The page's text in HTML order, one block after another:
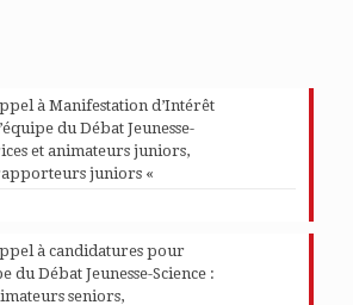
à Manifestation d’Intérêt
du Débat Jeunesse-
et animateurs juniors,
juniors «
à candidatures pour
du Débat Jeunesse-Science :
seniors,